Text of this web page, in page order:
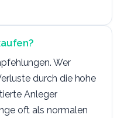
Wer
durch die hohe
Anleger
oft als normalen